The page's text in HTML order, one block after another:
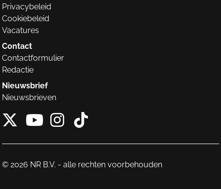
Privacybeleid
Cookiebeleid
Vacatures
Contact
Contactformulier
Redactie
Nieuwsbrief
Nieuwsbrieven
X van NieuwRechts
Instagram van
Tiktok van
© 2026 NR B.V. - alle rechten voorbehouden